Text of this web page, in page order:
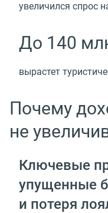
увеличился спрос
До 140
вырастет
Почему
не
Ключевые
упущенные
и потеря